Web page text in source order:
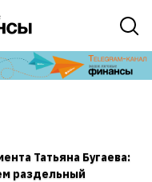
Татьяна Бугаева:
раздельный